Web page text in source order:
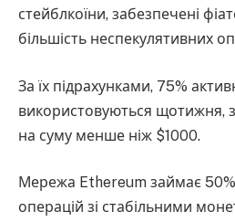
стейблкоїни, забезпечені
більшість неспекулятивних
За їх підрахунками, 75%
використовуються щотижня,
на суму менше ніж $1000.
Мережа Ethereum займає 50%
операцій зі стабільними